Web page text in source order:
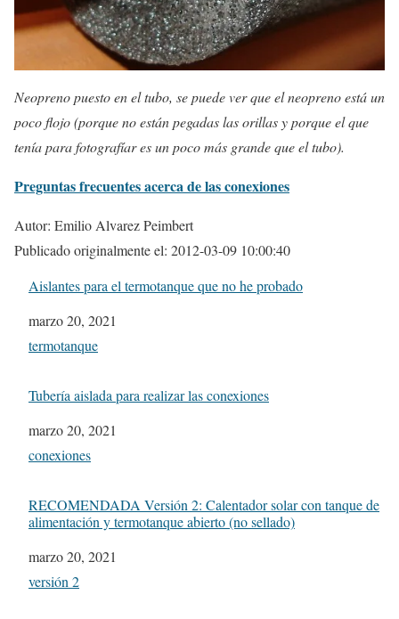
Neopreno puesto en el tubo, se puede ver que el neopreno está un
poco flojo (porque no están pegadas las orillas y porque el que
tenía para fotografíar es un poco más grande que el tubo).
Preguntas frecuentes acerca de las conexiones
Autor: Emilio Alvarez Peimbert
Publicado originalmente el: 2012-03-09 10:00:40
Aislantes para el termotanque que no he probado
Fecha
marzo 20, 2021
In relation to
termotanque
Tubería aislada para realizar las conexiones
Fecha
marzo 20, 2021
In relation to
conexiones
RECOMENDADA Versión 2: Calentador solar con tanque de
alimentación y termotanque abierto (no sellado)
Fecha
marzo 20, 2021
In relation to
versión 2